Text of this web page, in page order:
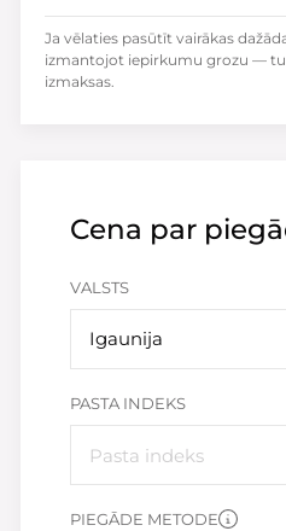
Cena par
VALSTS
Igaunija
PASTA INDEKS
PIEGĀDE METODE
Ja vēlaties pasūtīt vairākas
izmantojot iepirkumu grozu —
izmaksas.